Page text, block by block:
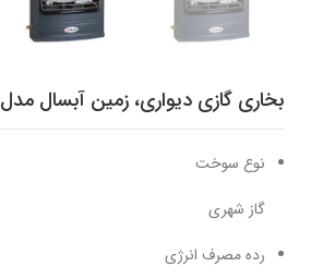
بخاری گازی دیواری، زمین آبسال مدل 437
نوع سوخت
گاز شهری
رده مصرف انرژی